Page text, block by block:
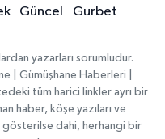
Güncel Gurbet
yazarları sorumludur.
| Gümüşhane Haberleri |
tüm harici linkler ayrı bir
haber, köşe yazıları ve
gösterilse dahi, herhangi bir